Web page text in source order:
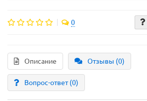
0
Описание Отзывы (0)
Вопрос-ответ(0)